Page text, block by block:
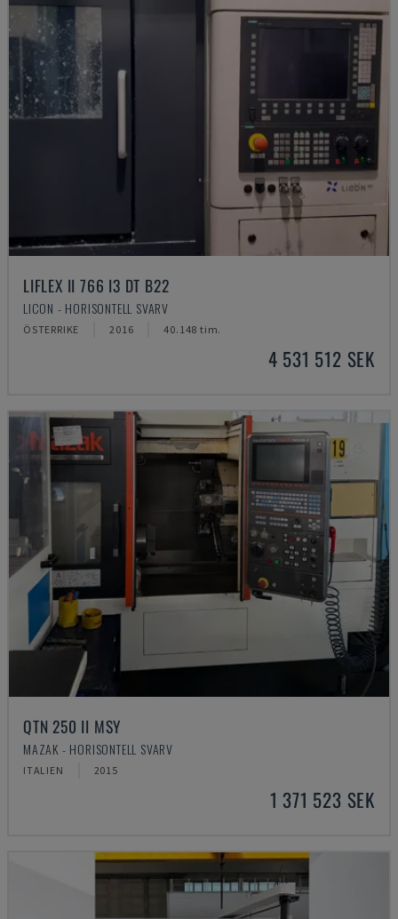
LIFLEX II 766 I3 DT B22
LICON - HORISONTELL SVARV
ÖSTERRIKE 2016 40.148 tim.
4 531 512 SEK
QTN 250 II MSY
MAZAK - HORISONTELL SVARV
ITALIEN 2015
1 371 523 SEK